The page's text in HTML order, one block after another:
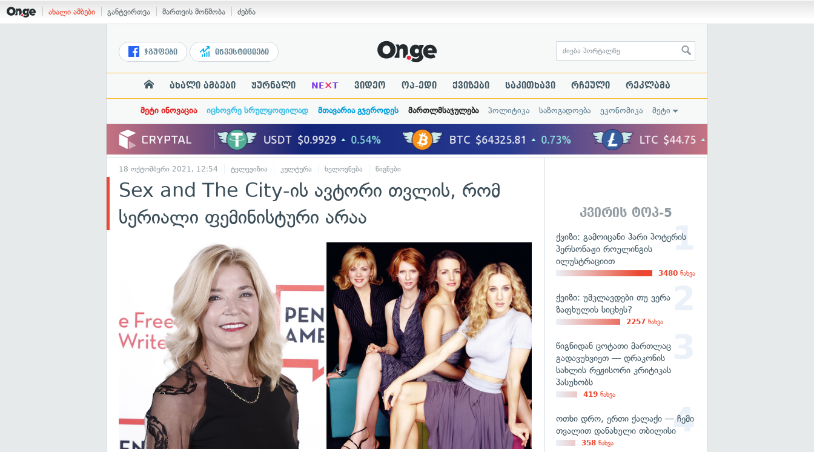
ახალი ამბები განტვირთვა მართვის მოწმობა ძებნა
ჯგუფები ინვესტიციები
ახალი ამბები ჟურნალი NE×T ვიდეო ოპ-ედი ქვიზები საკითხავი რჩეული რეკლამა
მეტი ინოვაცია იცხოვრე სრულყოფილად მთავარია გჯეროდეს მართლმსაჯულება პოლიტიკა საზოგადოება ეკონომიკა მეტი
18 ოქტომბერი 2021, 12:54 ტელევიზია კულტურა ხელოვნება წიგნები
Sex and The City-ის ავტორი თვლის, რომ
სერიალი ფემინისტური არაა
კვირის ტოპ-5
ქვიზი: გამოიცანი ჰარი პოტერის
პერსონაჟი როულინგის
ილუსტრაციით
3480 ნახვა
ქვიზი: უმკლავდები თუ ვერა
ზაფხულის სიცხეს?
2257 ნახვა
წიგნიდან ცოტათი მართლაც
გადავუხვიეთ — დრაკონის
სახლის რეჟისორი კრიტიკას
პასუხობს
419 ნახვა
ოთხი დრო, ერთი ქალაქი — ჩემი
თვალით დანახული თბილისი
358 ნახვა